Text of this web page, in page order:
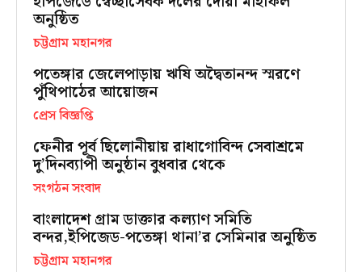
অনুষ্ঠিত
চট্টগ্রাম মহানগর
পতেঙ্গার জেলেপাড়ায় ঋষি অদ্বৈতানন্দ স্মরণে
পুঁথিপাঠের আয়োজন
প্রেস বিজ্ঞপ্তি
ফেনীর পূর্ব ছিলোনীয়ায় রাধাগোবিন্দ সেবাশ্রমে
দু’দিনব্যাপী অনুষ্ঠান বুধবার থেকে
সংগঠন সংবাদ
বাংলাদেশ গ্রাম ডাক্তার কল্যাণ সমিতি
বন্দর,ইপিজেড-পতেঙ্গা থানা’র সেমিনার অনুষ্ঠিত
চট্টগ্রাম মহানগর